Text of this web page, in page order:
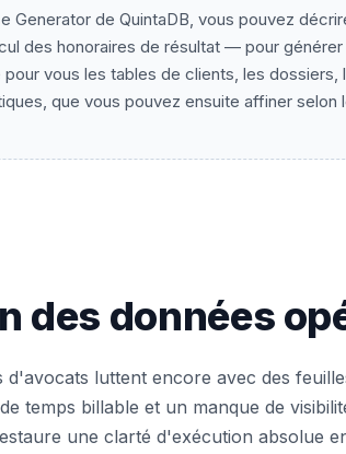
Generator de QuintaDB, vous pouvez
des honoraires de résultat — pour
vous les tables de clients, les
que vous pouvez ensuite affiner
des données
d'avocats luttent encore avec des
temps billable et un manque de
une clarté d'exécution absolue